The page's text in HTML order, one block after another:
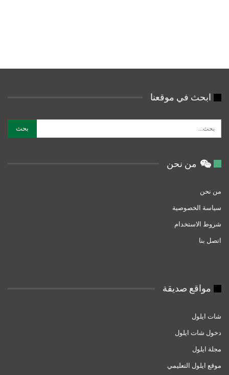
ابحث في موقعنا
من نحن
من نحن
سياسة الخصوصية
شروط الاستخدام
اتصل بنا
مواقع صديقة
شات ايلول
دخول شات ايلول
مجلة ايلول
موقع ايلول التعليمي